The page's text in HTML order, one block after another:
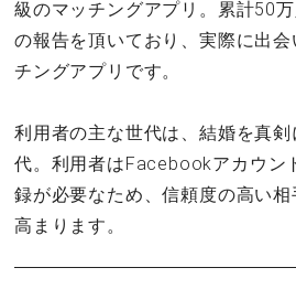
級のマッチングアプリ。累計50
の報告を頂いており、実際に出
チングアプリです。
利用者の主な世代は、結婚を真
代。利用者はFacebookアカウン
録が必要なため、信頼度の高い
高まります。